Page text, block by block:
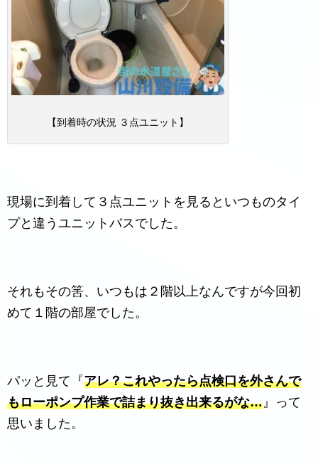
【到着時の状況 ３点ユニット】
現場に到着して３点ユニットを見るといつものタイ
プと違うユニットバスでした。
それもその筈、いつもは２階以上なんですが今回初
めて１階の部屋でした。
パッと見て『アレ？これやったら点検口を外さんで
もローポンプ作業で詰まり抜き出来るがな… 』って
思いました。